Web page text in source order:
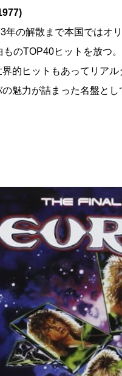
年の解散まで本国ではオ
のTOP40ヒットを放つ
的ヒットもあってリア
魅力が詰まった名盤とし